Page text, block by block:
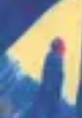
Passion Tennis
Amélioration du jeu
Techniques
Passion Tennis